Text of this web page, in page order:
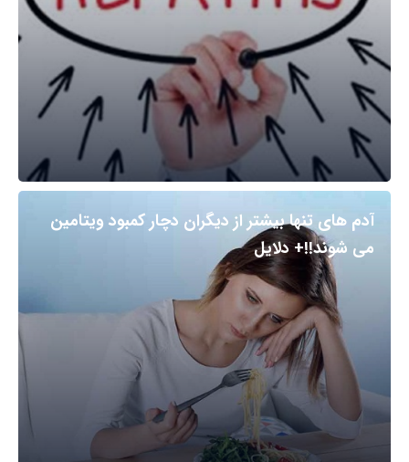
آدم های تنها بیشتر از دیگران دچار کمبود ویتامین
می شوند!!+ دلایل